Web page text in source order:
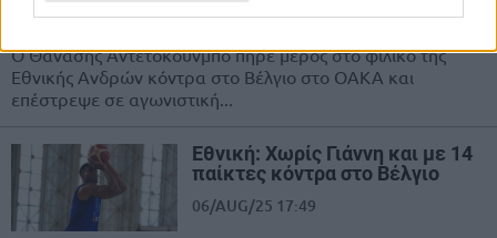
06/AUG/25 19:21
Ο Θανάσης Αντετοκούνμπο πήρε μέρος στο φιλικό της
Εθνικής Ανδρών κόντρα στο Βέλγιο στο ΟΑΚΑ και
επέστρεψε σε αγωνιστική...
Εθνική: Χωρίς Γιάννη και με 14
παίκτες κόντρα στο Βέλγιο
06/AUG/25 17:49